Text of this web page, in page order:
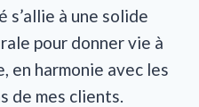
s’allie à une solide
pour donner vie à
en harmonie avec les
de mes clients.